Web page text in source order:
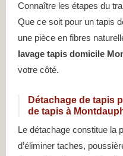
Connaître les étapes du
Que ce soit pour un tapis
une pièce en fibres
lavage tapis domicile
votre côté.
Détachage de tapis
de tapis à
Le détachage constitue la
d’éliminer taches,